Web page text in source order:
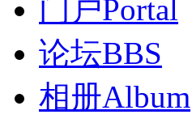
门户Portal
论坛BBS
相册Album